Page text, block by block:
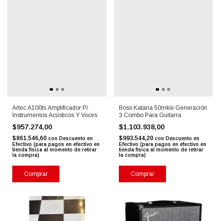
Artec A100ts Amplificador P/
Instrumentos Acústicos Y Voces
$957.274,00
$861.546,60 con Descuento en
Efectivo (para pagos en efectivo en
tienda física al momento de retirar
la compra)
Boss Katana 50mkiii Generación
3 Combo Para Guitarra
$1.103.938,00
$993.544,20 con Descuento en
Efectivo (para pagos en efectivo en
tienda física al momento de retirar
la compra)
Comprar